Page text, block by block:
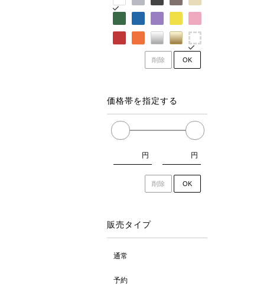
削除 OK
価格帯を指定する
円 円
削除 OK
販売タイプ
通常
予約